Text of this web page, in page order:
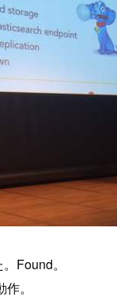
Found。
。